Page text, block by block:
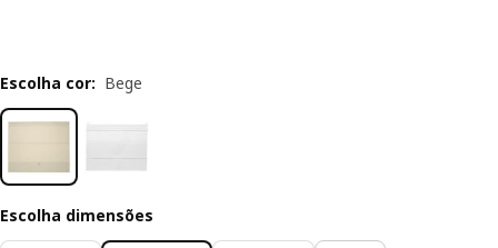
Escolha cor: Bege
Escolha dimensões